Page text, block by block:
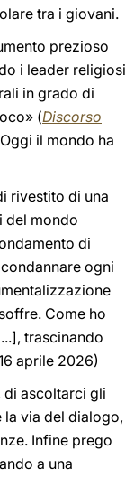
tra i giovani.
prezioso
i leader religiosi
in grado di
(Discorso
il mondo ha
rivestito di una
del mondo
di
ogni
Come ho
trascinando
aprile 2026)
di ascoltarci gli
la via del dialogo,
Infine prego
a una